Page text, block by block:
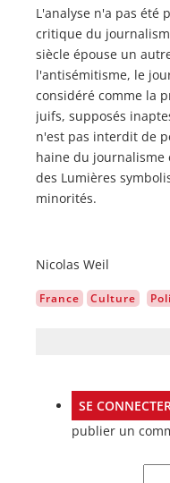
L'analyse n'a pas été
critique du
siècle épouse un
l'antisémitisme, le
considéré comme la
juifs, supposés
n'est pas interdit de
haine du journalisme
des Lumières
minorités.
Nicolas Weil
France Culture
SE CONNECTER
publier un